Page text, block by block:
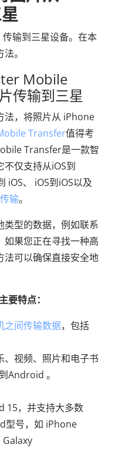
输到三星设备。在本
。
Mobile
传输到三星
法，将照片从 iPhone
Transfer值得考
Transfer是一款智
不仅支持从iOS到
、 iOS到iOS以及
输。
类型的数据，例如联系
如果您正在寻找一种高
法可以确保直接安全地
特点：
之间传输数据，包括
、视频、照片和电子书
Android 。
15，并支持大多数
型号，如 iPhone